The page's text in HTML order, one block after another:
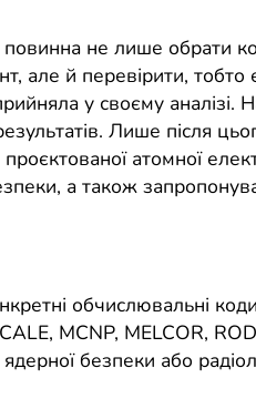
не лише обрати
але й перевірити,
у своєму аналізі.
Лише після
атомної
а також
обчислювальні
MCNP, MELCOR,
безпеки або